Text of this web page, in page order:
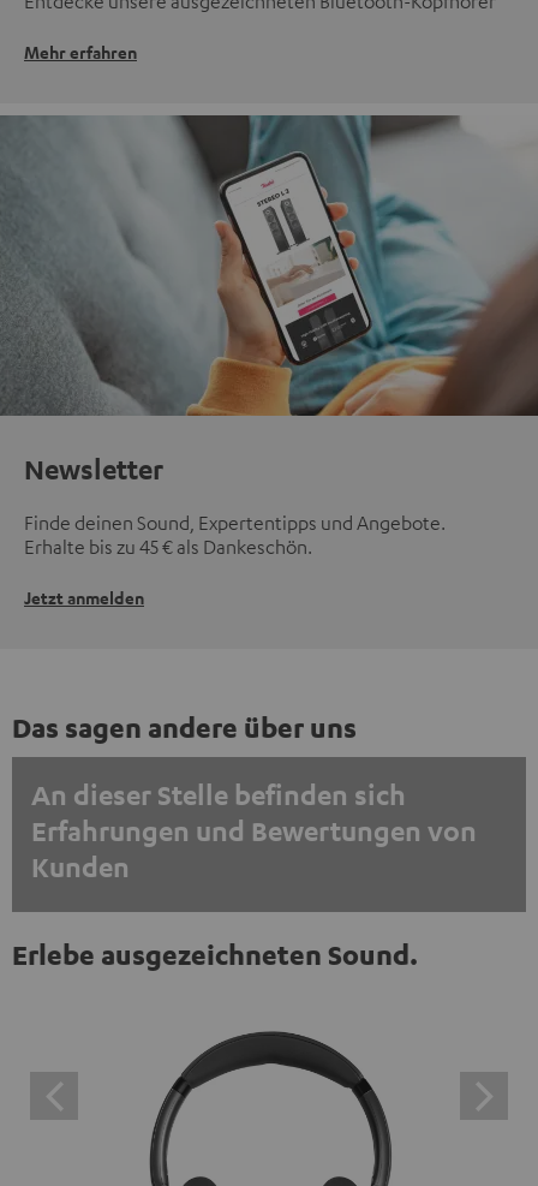
Mehr erfahren
Newsletter
Finde deinen Sound, Expertentipps und Angebote.
Erhalte bis zu 45 € als Dankeschön.
Jetzt anmelden
Das sagen andere über uns
An dieser Stelle befinden sich
Erfahrungen und Bewertungen von
Kunden
EINMALIG ZUSTIMMEN UND ANZEIGEN
Trustpilot‑Bewertungen sind externe Inhalte. Der
externe Inhalt kann hier mit nur einem Klick angezeigt
werden. Mit dem Anklicken des Inhalts wird zugestimmt,
dass externe Inhalte angezeigt werden. Dabei können
personenbezogene Daten an Drittplattformen
Erlebe ausgezeichneten Sound.